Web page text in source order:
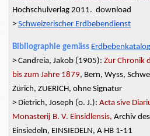
Hochschulverlag 2011. download
> Schweizerischer Erdbebendienst
Bibliographie gemäss
> Candreia, Jakob (1905): Zur Chronik
bis zum Jahre 1879, Bern, Wyss,
Zürich, ZUERICH, ohne Signatur
> Dietrich, Joseph (o. J.): Acta sive
Monasterij B. V. Einsidlensis, Archiv
Einsiedeln, EINSIEDELN, A HB 1-11